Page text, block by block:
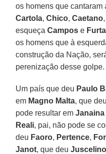
os homens que cantaram
Cartola,Chico,Caetano,
esqueçaCampos e
os homens que à
construção da Nação,
perenização desse golpe.
Um país que deu Paulo
em Magno Malta, que
pode resultar emJanaina
Reali, pai, não pode se
deu Faoro, Pertence,
Janot, que deuJuscelino